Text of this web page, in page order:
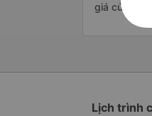
giá của
Lịch trình